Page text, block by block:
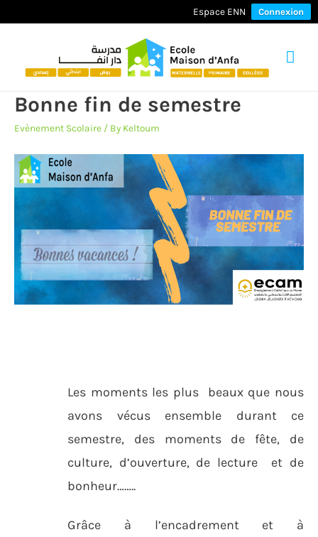
Espace ENN Connexion
Bonne fin de semestre
Evènement Scolaire / By Keltoum
Les moments les plus beaux que nous
avons vécus ensemble durant ce
semestre, des moments de fête, de
culture, d’ouverture, de lecture et de
bonheur……..
Grâce à l’encadrement et à